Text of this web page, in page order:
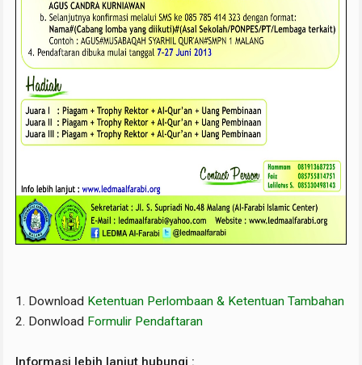
1. Download Ketentuan Perlombaan & Ketentuan Tambahan
2. Donwload Formulir Pendaftaran
Informasi lebih lanjut hubungi :